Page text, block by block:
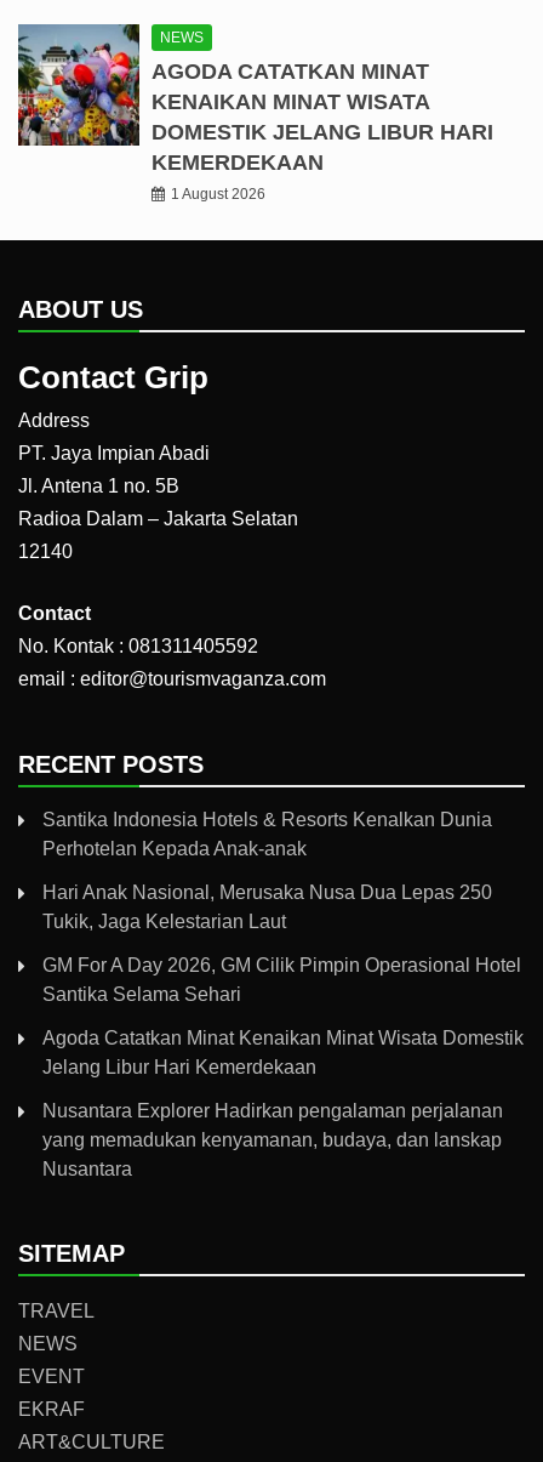
NEWS
AGODA CATATKAN MINAT
KENAIKAN MINAT WISATA
DOMESTIK JELANG LIBUR HARI
KEMERDEKAAN
1 August 2026
ABOUT US
Contact Grip
Address
PT. Jaya Impian Abadi
Jl. Antena 1 no. 5B
Radioa Dalam – Jakarta Selatan
12140
Contact
No. Kontak : 081311405592
email : editor@tourismvaganza.com
RECENT POSTS
Santika Indonesia Hotels & Resorts Kenalkan Dunia
Perhotelan Kepada Anak-anak
Hari Anak Nasional, Merusaka Nusa Dua Lepas 250
Tukik, Jaga Kelestarian Laut
GM For A Day 2026, GM Cilik Pimpin Operasional Hotel
Santika Selama Sehari
Agoda Catatkan Minat Kenaikan Minat Wisata Domestik
Jelang Libur Hari Kemerdekaan
Nusantara Explorer Hadirkan pengalaman perjalanan
yang memadukan kenyamanan, budaya, dan lanskap
Nusantara
SITEMAP
TRAVEL
NEWS
EVENT
EKRAF
ART&CULTURE